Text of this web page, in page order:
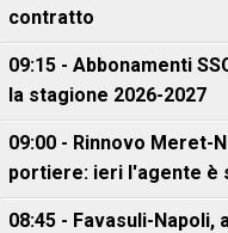
contratto
09:15 - Abbonamenti
la stagione 2026-2027
09:00 - Rinnovo Meret-
portiere: ieri l'agente è
08:45 - Favasuli-